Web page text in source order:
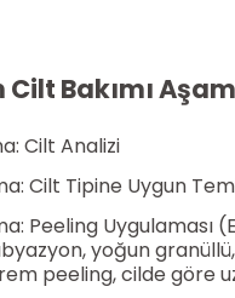
Cilt Bakımı
Cilt Analizi
Cilt Tipine Uygun
Peeling Uygulaması
yoğun
peeling, cilde göre